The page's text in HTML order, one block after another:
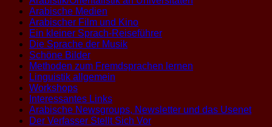
Arabische Medien
Arabischer Film und Kino
Ein kleiner Sprach-Reiseführer
Die Sprache der Musik
Schöne Bilder
Methoden zum Fremdsprachen lernen
Linguistik allgemein
Workshops
Interessantes Links
Arabische Newsgroups, Newsletter und das Usenet
Der Verfasser Stellt Sich Vor